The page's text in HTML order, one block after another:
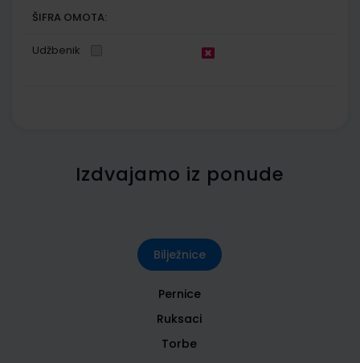
ŠIFRA OMOTA:
Udžbenik
Izdvajamo iz ponude
Bilježnice
Pernice
Ruksaci
Torbe